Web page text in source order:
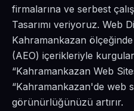
firmalarına ve serbest
Tasarımı veriyoruz. Web
Kahramankazan
(AEO) içerikleriyle
“Kahramankazan Web
“Kahramankazan'de web
görünürlüğünüzü artırır.